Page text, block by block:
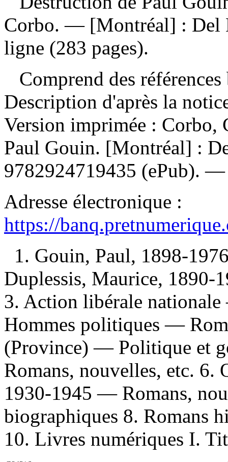
Corbo. — [Montréal] : Del
ligne (283 pages).
Comprend des
Description d'après la
Version imprimée : Corbo,
Paul Gouin. [Montréal] :
9782924719435 (ePub).
Adresse électronique :
https://
1. Gouin, Paul, 1898-
Duplessis, Maurice, 1890-
3. Action libérale
Hommes politiques —
(Province) — Politique et
Romans, nouvelles, etc.
1930-1945 — Romans,
biographiques 8. Romans
10. Livres numériques I.